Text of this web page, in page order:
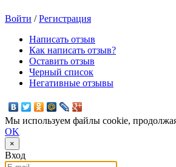
Войти /Регистрация
Написать отзыв
Как написать отзыв?
Оставить отзыв
Черный список
Негативные отзывы
Мы используем файлы cookie,
OK
×
Вход